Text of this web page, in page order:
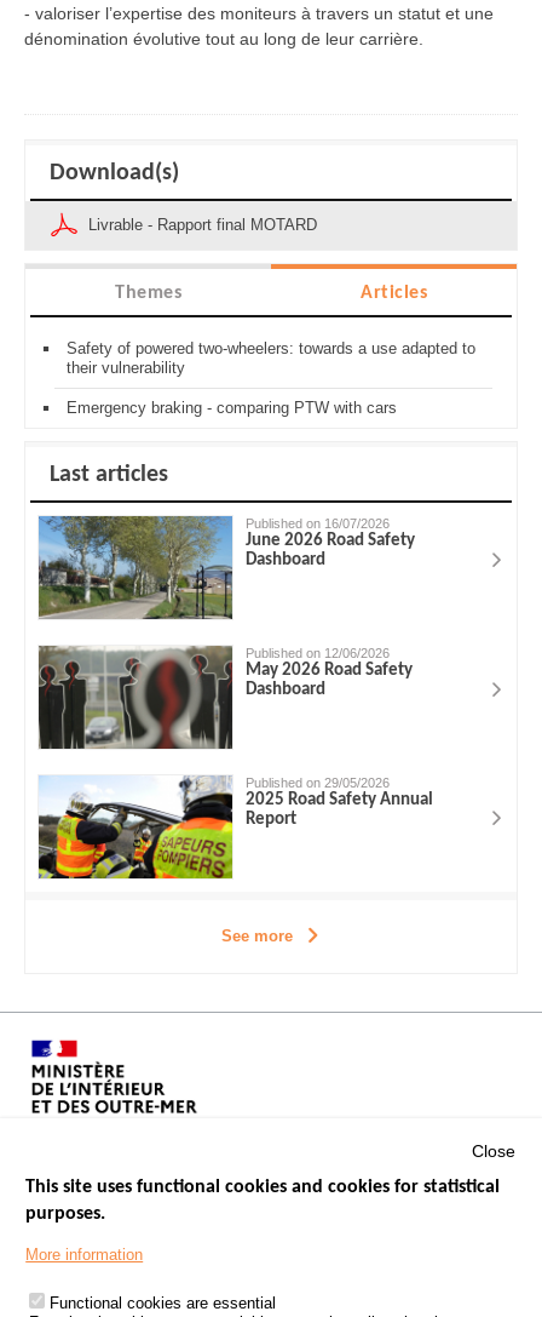
- valoriser l’expertise des moniteurs à travers un statut et une
dénomination évolutive tout au long de leur carrière.
Download(s)
Livrable - Rapport final MOTARD
Themes Articles
Safety of powered two-wheelers: towards a use adapted to
their vulnerability
Emergency braking - comparing PTW with cars
Last articles
Published on 16/07/2026
June 2026 Road Safety
Dashboard
Published on 12/06/2026
May 2026 Road Safety
Dashboard
Published on 29/05/2026
2025 Road Safety Annual
Report
See more
Footer
PROCESSING OF PERSONAL DATA FROM ROAD ACCIDENTS
Close
This site uses functional cookies and cookies for statistical
purposes.
More information
Functional cookies are essential